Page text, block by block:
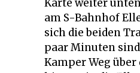
Karte weiter
am S-Bahnhof
sich die beiden
paar Minuten
Kamper Weg